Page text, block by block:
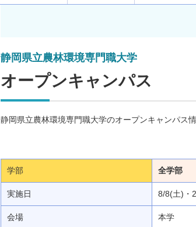
静岡県立農林環境専門職大学
オープンキャンパス
静岡県立農林環境専門職大学のオープンキャンパス
学部 全学部
実施日 8/8(土)・
会場 本学